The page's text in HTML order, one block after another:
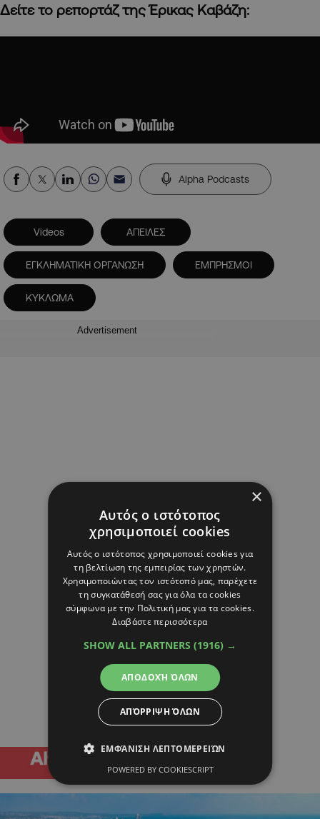
Δείτε το ρεπορτάζ της Έρικας Καβάζη:
Alpha Podcasts
Videos ΑΠΕΙΛΕΣ
ΕΓΚΛΗΜΑΤΙΚΗ ΟΡΓΑΝΩΣΗ ΕΜΠΡΗΣΜΟΙ
ΚΥΚΛΩΜΑ
Advertisement
×
Αυτός ο ιστότοπος
χρησιμοποιεί cookies
Αυτός ο ιστότοπος χρησιμοποιεί cookies για
τη βελτίωση της εμπειρίας των χρηστών.
Χρησιμοποιώντας τον ιστότοπό μας, παρέχετε
τη συγκατάθεσή σας για όλα τα cookies
σύμφωνα με την Πολιτική μας για τα cookies.
Διαβάστε περισσότερα
SHOW ALL PARTNERS (1916) →
ΑΠΟΔΟΧΉ ΌΛΩΝ
ΑΠΌΡΡΙΨΗ ΌΛΩΝ
ΕΜΦΆΝΙΣΗ ΛΕΠΤΟΜΕΡΕΙΏΝ
POWERED BY COOKIESCRIPT